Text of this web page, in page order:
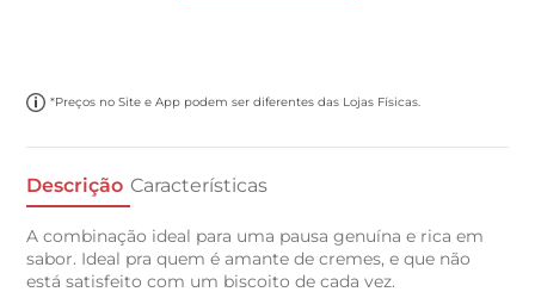
*Preços no Site e App podem ser diferentes das Lojas Físicas.
Descrição Características
A combinação ideal para uma pausa genuína e rica em
sabor. Ideal pra quem é amante de cremes, e que não
está satisfeito com um biscoito de cada vez.